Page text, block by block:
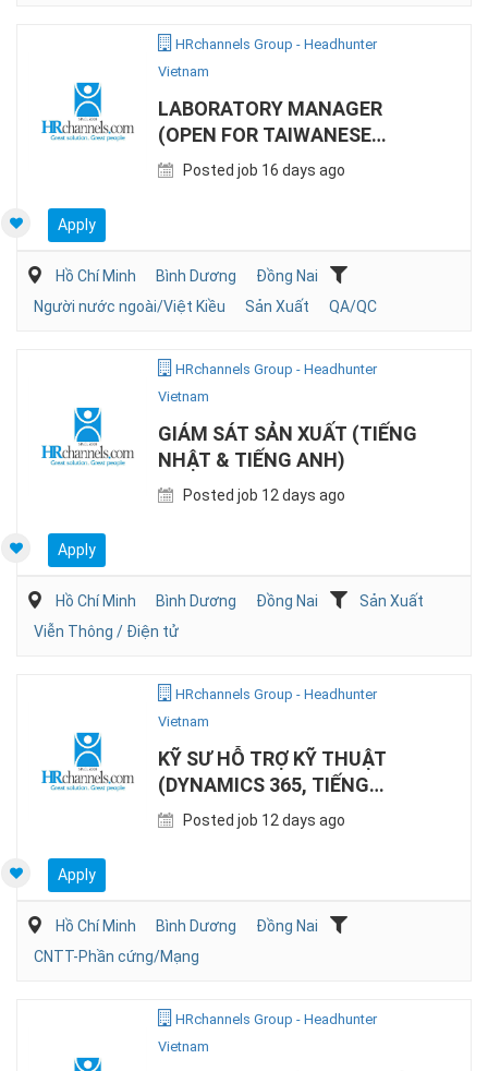
HRchannels Group - Headhunter
Vietnam
LABORATORY MANAGER
(OPEN FOR TAIWANESE
EXPAT)Posted job 16 days ago
Apply
Hồ Chí Minh Bình Dương
Đồng Nai
Người nước ngoài/Việt Kiều
Sản Xuất QA/QC
HRchannels Group - Headhunter
Vietnam
GIÁM SÁT SẢN XUẤT (TIẾNG
NHẬT & TIẾNG ANH)
Posted job 12 days ago
Apply
Hồ Chí Minh Bình Dương Đồng Nai
Sản Xuất
Viễn Thông / Điện tử
HRchannels Group - Headhunter
Vietnam
KỸ SƯ HỖ TRỢ KỸ THUẬT
(DYNAMICS 365, TIẾNG
NHẬT)Posted job 12 days ago
Apply
Hồ Chí Minh Bình Dương
Đồng Nai
CNTT-Phần cứng/Mạng
HRchannels Group - Headhunter
Vietnam